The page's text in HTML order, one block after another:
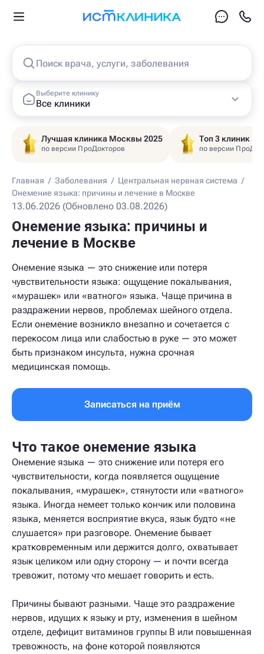
Поиск врача, услуги, заболевания
Выберите клинику
Все клиники
Лучшая клиника Москвы 2025
по версии ПроДокторов
Топ 3 клиник
по версии
Главная / Заболевания / Центральная нервная система /
Онемение языка: причины и лечение в Москве
13.06.2026 (Обновлено 03.08.2026)
Онемение языка: причины и
лечение в Москве
Онемение языка — это снижение или потеря
чувствительности языка: ощущение покалывания,
«мурашек» или «ватного» языка. Чаще причина в
раздражении нервов, проблемах шейного отдела.
Если онемение возникло внезапно и сочетается с
перекосом лица или слабостью в руке — это может
быть признаком инсульта, нужна срочная
медицинская помощь.
Записаться на приём
Что такое онемение языка
Онемение языка — это снижение или потеря его
чувствительности, когда появляется ощущение
покалывания, «мурашек», стянутости или «ватного»
языка. Иногда немеет только кончик или половина
языка, меняется восприятие вкуса, язык будто «не
слушается» при разговоре. Онемение бывает
кратковременным или держится долго, охватывает
язык целиком или одну сторону — и почти всегда
тревожит, потому что мешает говорить и есть.
Причины бывают разными. Чаще это раздражение
нервов, идущих к языку и рту, изменения в шейном
отделе, дефицит витаминов группы B или повышенная
тревожность, на фоне которой появляются